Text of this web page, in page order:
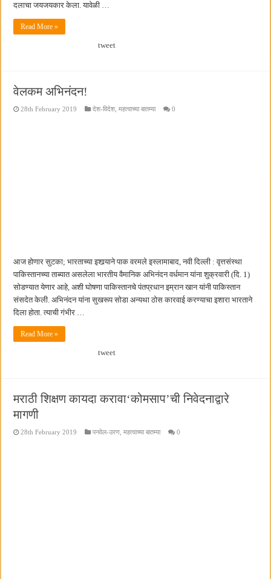
दलाचा जयजयकार केला. यावेळी …
Read More »
tweet
वेलकम अभिनंदन!
28th February 2019 देश-विदेश ,महत्वाच्या बातम्या 0
आज होणार सुटका; भारताच्या इशार्‍याने पाक वरमले इस्लामाबाद, नवी दिल्ली : वृत्तसंस्था
पाकिस्तानच्या ताब्यात असलेला भारतीय वैमानिक अभिनंदन वर्धमान यांना शुक्रवारी (दि. 1)
सोडण्यात येणार आहे, अशी घोषणा पाकिस्तानचे पंतप्रधान इम्रान खान यांनी पाकिस्तान
संसदेत केली. अभिनंदन यांना सुखरूप सोडा अन्यथा ठोस कारवाई करण्याचा इशारा भारताने
दिला होता. त्याची गंभीर …
Read More »
tweet
मराठी शिक्षण कायदा करावा‘कोमसाप’ची निवेदनाद्वारे
मागणी
28th February 2019 पनवेल-उरण ,महत्वाच्या बातम्या 0